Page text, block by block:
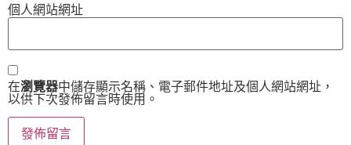
個人網站網址
在瀏覽器中儲存顯示名稱、電子郵件地址及個人網站網址，
以供下次發佈留言時使用。